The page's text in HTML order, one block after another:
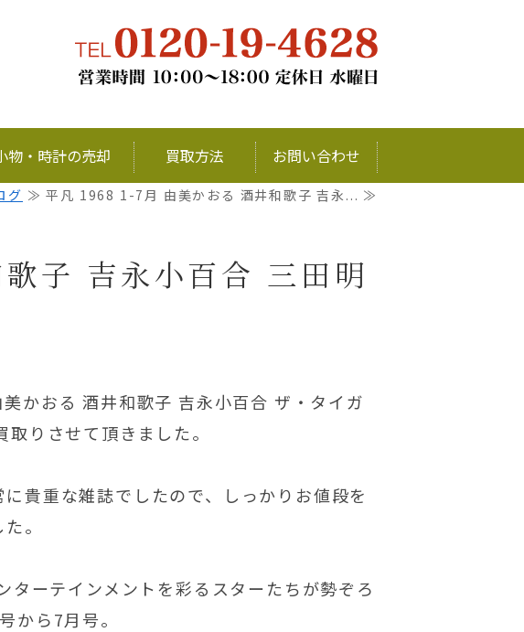
金、プラチナ・銀・ダイヤモンドの買取な
物・時計の売却 買取方法 お問い合わせ
グ ≫ 平凡 1968 1-7月 由美かおる 酒井和歌子 吉永... ≫
子 吉永小百合 三田明
かおる 酒井和歌子 吉永小百合 ザ・タイガ
りさせて頂きました。
貴重な雑誌でしたので、しっかりお値段を
。
ターテインメントを彩るスターたちが勢ぞろ
から7月号。